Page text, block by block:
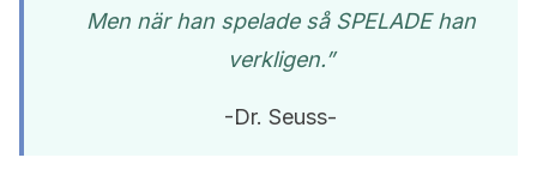
Men när han spelade så SPELADE han
verkligen.”
-Dr. Seuss-